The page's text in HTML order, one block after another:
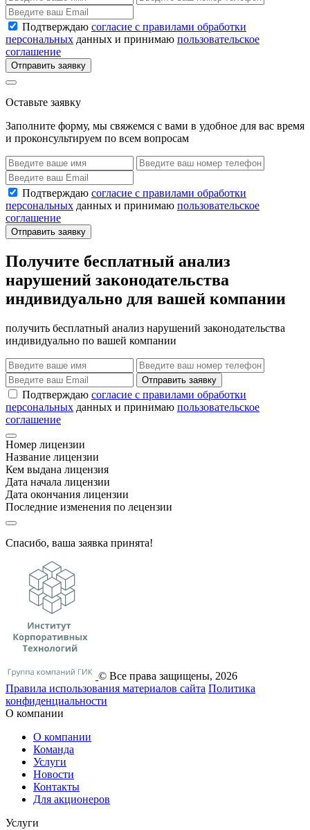
Подтверждаю согласие с правилами обработки
персональных данных и принимаю пользовательское
соглашение
Отправить заявку
Оставьте заявку
Заполните форму, мы свяжемся с вами в удобное для вас время
и проконсультируем по всем вопросам
Подтверждаю согласие с правилами обработки
персональных данных и принимаю пользовательское
соглашение
Отправить заявку
Получите бесплатный анализ
нарушений законодательства
индивидуально для вашей компании
получить бесплатный анализ нарушений законодательства
индивидуально по вашей компании
Отправить заявку
Подтверждаю согласие с правилами обработки
персональных данных и принимаю пользовательское
соглашение
Номер лицензии
Название лицензии
Кем выдана лицензия
Дата начала лицензии
Дата окончания лицензии
Последние изменения по лецензии
Спасибо, ваша заявка принята!
© Все права защищены, 2026
Правила использования материалов сайта Политика
конфиденциальности
О компании
О компании
Команда
Услуги
Новости
Контакты
Для акционеров
Услуги